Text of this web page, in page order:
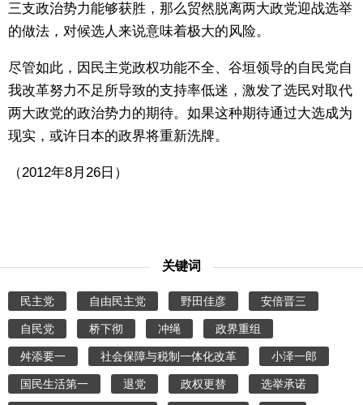
三支政治势力能够获胜，那么贸然脱离两大政党迎战选举
的做法，对候选人来说意味着极大的风险。
尽管如此，因民主党政权功能不全、谷垣领导的自民党自
我改革努力不足所导致的支持率低迷，激发了选民对取代
两大政党的政治势力的期待。如果这种期待通过大选成为
现实，或许日本的政界将重新洗牌。
（2012年8月26日）
关键词
民主党 自由民主党 野田佳彦 安倍晋三
自民党 桥下彻 冲绳 政界重组
舛添要一 社会保障与税制一体化改革 小泽一郎
国民生活第一 退党 政权更替 选举承诺